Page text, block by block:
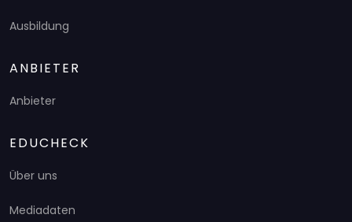
Ausbildung
ANBIETER
Anbieter
EDUCHECK
Über uns
Mediadaten